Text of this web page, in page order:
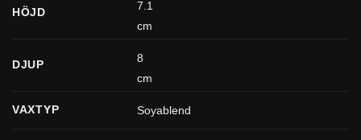
HÖJD
7.1
cm
DJUP
8
cm
VAXTYP Soyablend